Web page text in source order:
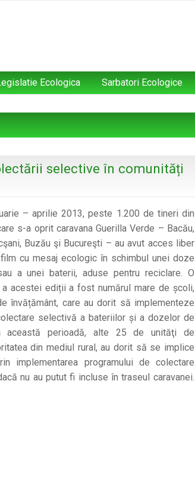
Ecologica Sarbatori Ecologice
selective în comunități
– aprilie 2013, peste 1.200 de tineri din
s-a oprit caravana Guerilla Verde – Bacău,
Buzău şi Bucureşti – au avut acces liber
cu mesaj ecologic în schimbul unei doze
a unei baterii, aduse pentru reciclare. O
acestei ediții a fost numărul mare de școli,
învățământ, care au dorit să implementeze
selectivă a bateriilor și a dozelor de
această perioadă, alte 25 de unităţi de
din mediul rural, au dorit să se implice
implementarea programului de colectare
nu au putut fi incluse în traseul caravanei.
Caravana